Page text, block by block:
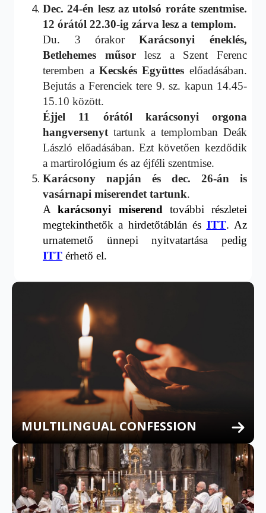
Dec. 24-én lesz az utolsó roráte szentmise.
12 órától 22.30-ig zárva lesz a templom.
Du. 3 órakorKarácsonyi éneklés,
Betlehemes műsorlesz a Szent Ferenc
teremben a Kecskés Együttes előadásában.
Bejutás a Ferenciek tere 9. sz. kapun 14.45-
15.10 között.
Éjjel 11
órától karácsonyi orgona
hangversenyt tartunk a templomban Deák
László előadásában. Ezt követően kezdődik
a martirológium és az éjféli szentmise.
Karácsony napján és dec. 26-án is
vasárnapi miserendet tartunk.
Akarácsonyi miserend további részletei
megtekinthetők a hirdetőtáblánés ITT. Az
urnatemető ünnepi nyitvatartása pedig
ITT érhető el.
MULTILINGUAL CONFESSION